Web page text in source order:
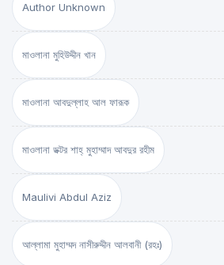
Author Unknown
মাওলানা মুহিউদ্দীন খান
মাওলানা আবদুল্লাহ আল ফারূক
মাওলানা ডক্টর শাহ্‌ মুহাম্মাদ আবদুর রহীম
Maulivi Abdul Aziz
আল্লামা মুহাম্মদ নাসীরুদ্দীন আলবানী (রহঃ)